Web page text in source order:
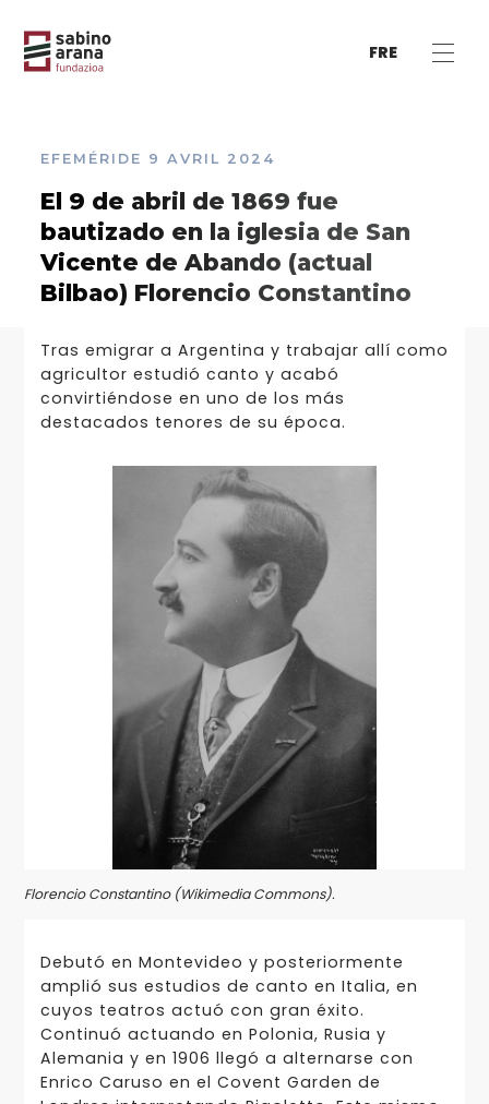
FRE
EFEMÉRIDE 9 AVRIL 2024
El 9 de abril de 1869 fue
bautizado en la iglesia de San
Vicente de Abando (actual
Bilbao) Florencio Constantino
Tras emigrar a Argentina y trabajar allí como
agricultor estudió canto y acabó
convirtiéndose en uno de los más
destacados tenores de su época.
Florencio Constantino (Wikimedia Commons).
Debutó en Montevideo y posteriormente
amplió sus estudios de canto en Italia, en
cuyos teatros actuó con gran éxito.
Continuó actuando en Polonia, Rusia y
Alemania y en 1906 llegó a alternarse con
Enrico Caruso en el Covent Garden de